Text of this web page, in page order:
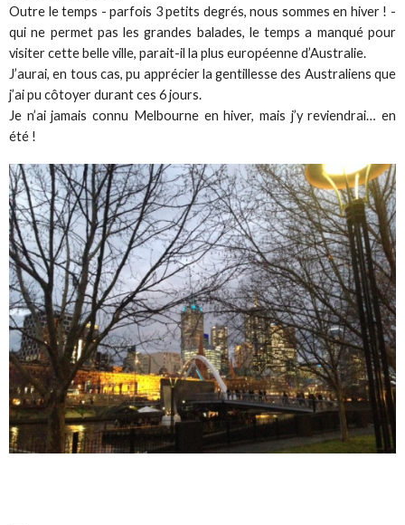
Outre le temps - parfois 3 petits degrés, nous sommes en hiver ! -
qui ne permet pas les grandes balades, le temps a manqué pour
visiter cette belle ville, parait-il la plus européenne d’Australie.
J’aurai, en tous cas, pu apprécier la gentillesse des Australiens que
j’ai pu côtoyer durant ces 6 jours.
Je n’ai jamais connu Melbourne en hiver, mais j’y reviendrai… en
été !